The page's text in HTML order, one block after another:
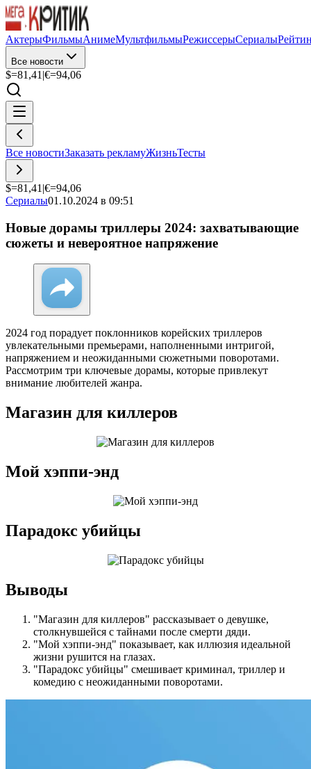
АктерыФильмыАнимеМультфильмыРежиссерыСериалы
Все новости
$=81,41 |€=94,06
Все новостиЗаказать рекламуЖизньТесты
$=81,41 |€=94,06
Сериалы01.10.2024 в 09:51
Новые дорамы триллеры 2024: захватывающие
сюжеты и невероятное напряжение
2024 год порадует поклонников корейских триллеров
увлекательными премьерами, наполненными интригой,
напряжением и неожиданными сюжетными поворотами.
Рассмотрим три ключевые дорамы, которые привлекут
внимание любителей жанра.
Магазин для киллеров
Мой хэппи-энд
Парадокс убийцы
Выводы
"Магазин для киллеров" рассказывает о девушке,
столкнувшейся с тайнами после смерти дяди.
"Мой хэппи-энд" показывает, как иллюзия идеальной
жизни рушится на глазах.
"Парадокс убийцы" смешивает криминал, триллер и
комедию с неожиданными поворотами.